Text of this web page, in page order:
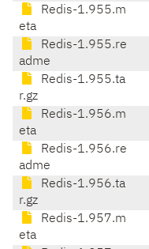
Redis-1.955.m
eta
Redis-1.955.re
adme
Redis-1.955.ta
r.gz
Redis-1.956.m
eta
Redis-1.956.re
adme
Redis-1.956.ta
r.gz
Redis-1.957.m
eta